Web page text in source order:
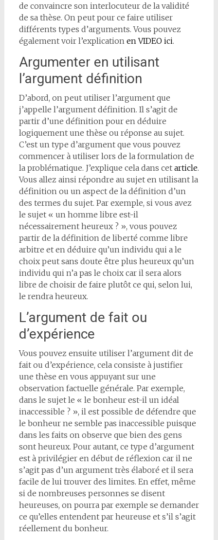
de convaincre son interlocuteur de la validité
de sa thèse. On peut pour ce faire utiliser
différents types d’arguments. Vous pouvez
également voir l’explication en VIDEO ici.
Argumenter en utilisant
l’argument définition
D’abord, on peut utiliser l’argument que
j’appelle l’argument définition. Il s’agit de
partir d’une définition pour en déduire
logiquement une thèse ou réponse au sujet.
C’est un type d’argument que vous pouvez
commencer à utiliser lors de la formulation de
la problématique. J’explique cela dans cet article.
Vous allez ainsi répondre au sujet en utilisant la
définition ou un aspect de la définition d’un
des termes du sujet. Par exemple, si vous avez
le sujet « un homme libre est-il
nécessairement heureux ? », vous pouvez
partir de la définition de liberté comme libre
arbitre et en déduire qu’un individu qui a le
choix peut sans doute être plus heureux qu’un
individu qui n’a pas le choix car il sera alors
libre de choisir de faire plutôt ce qui, selon lui,
le rendra heureux.
L’argument de fait ou
d’expérience
Vous pouvez ensuite utiliser l’argument dit de
fait ou d’expérience, cela consiste à justifier
une thèse en vous appuyant sur une
observation factuelle générale. Par exemple,
dans le sujet le « le bonheur est-il un idéal
inaccessible ? », il est possible de défendre que
le bonheur ne semble pas inaccessible puisque
dans les faits on observe que bien des gens
sont heureux. Pour autant, ce type d’argument
est à privilégier en début de réflexion car il ne
s’agit pas d’un argument très élaboré et il sera
facile de lui trouver des limites. En effet, même
si de nombreuses personnes se disent
heureuses, on pourra par exemple se demander
ce qu’elles entendent par heureuse et s’il s’agit
réellement du bonheur.